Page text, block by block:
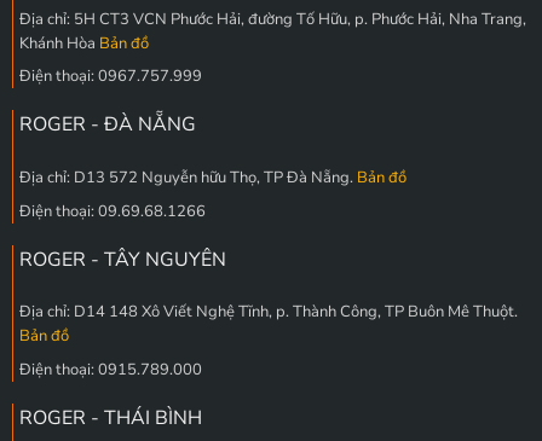
Địa chỉ: 5H CT3 VCN Phước Hải, đường Tố Hữu, p. Phước Hải, Nha Trang,
Khánh Hòa Bản đồ
Điện thoại: 0967.757.999
ROGER - ĐÀ NẴNG
Địa chỉ: D13 572 Nguyễn hữu Thọ, TP Đà Nẵng. Bản đồ
Điện thoại: 09.69.68.1266
ROGER - TÂY NGUYÊN
Địa chỉ: D14 148 Xô Viết Nghệ Tĩnh, p. Thành Công, TP Buôn Mê Thuột.
Bản đồ
Điện thoại: 0915.789.000
ROGER - THÁI BÌNH